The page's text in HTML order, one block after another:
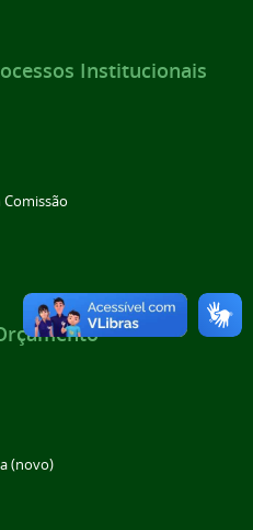
Institucionais
Comissão
(novo)